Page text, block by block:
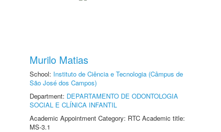
Murilo Matias
School: Instituto de Ciência e Tecnologia (Câmpus de
São José dos Campos)
Department: DEPARTAMENTO DE ODONTOLOGIA
SOCIAL E CLÍNICA INFANTIL
Academic Appointment Category: RTC Academic title:
MS-3.1